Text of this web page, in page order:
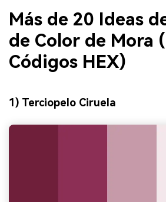
Más de 20 Ideas
de Color de Mora
Códigos HEX)
1) Terciopelo Ciruela